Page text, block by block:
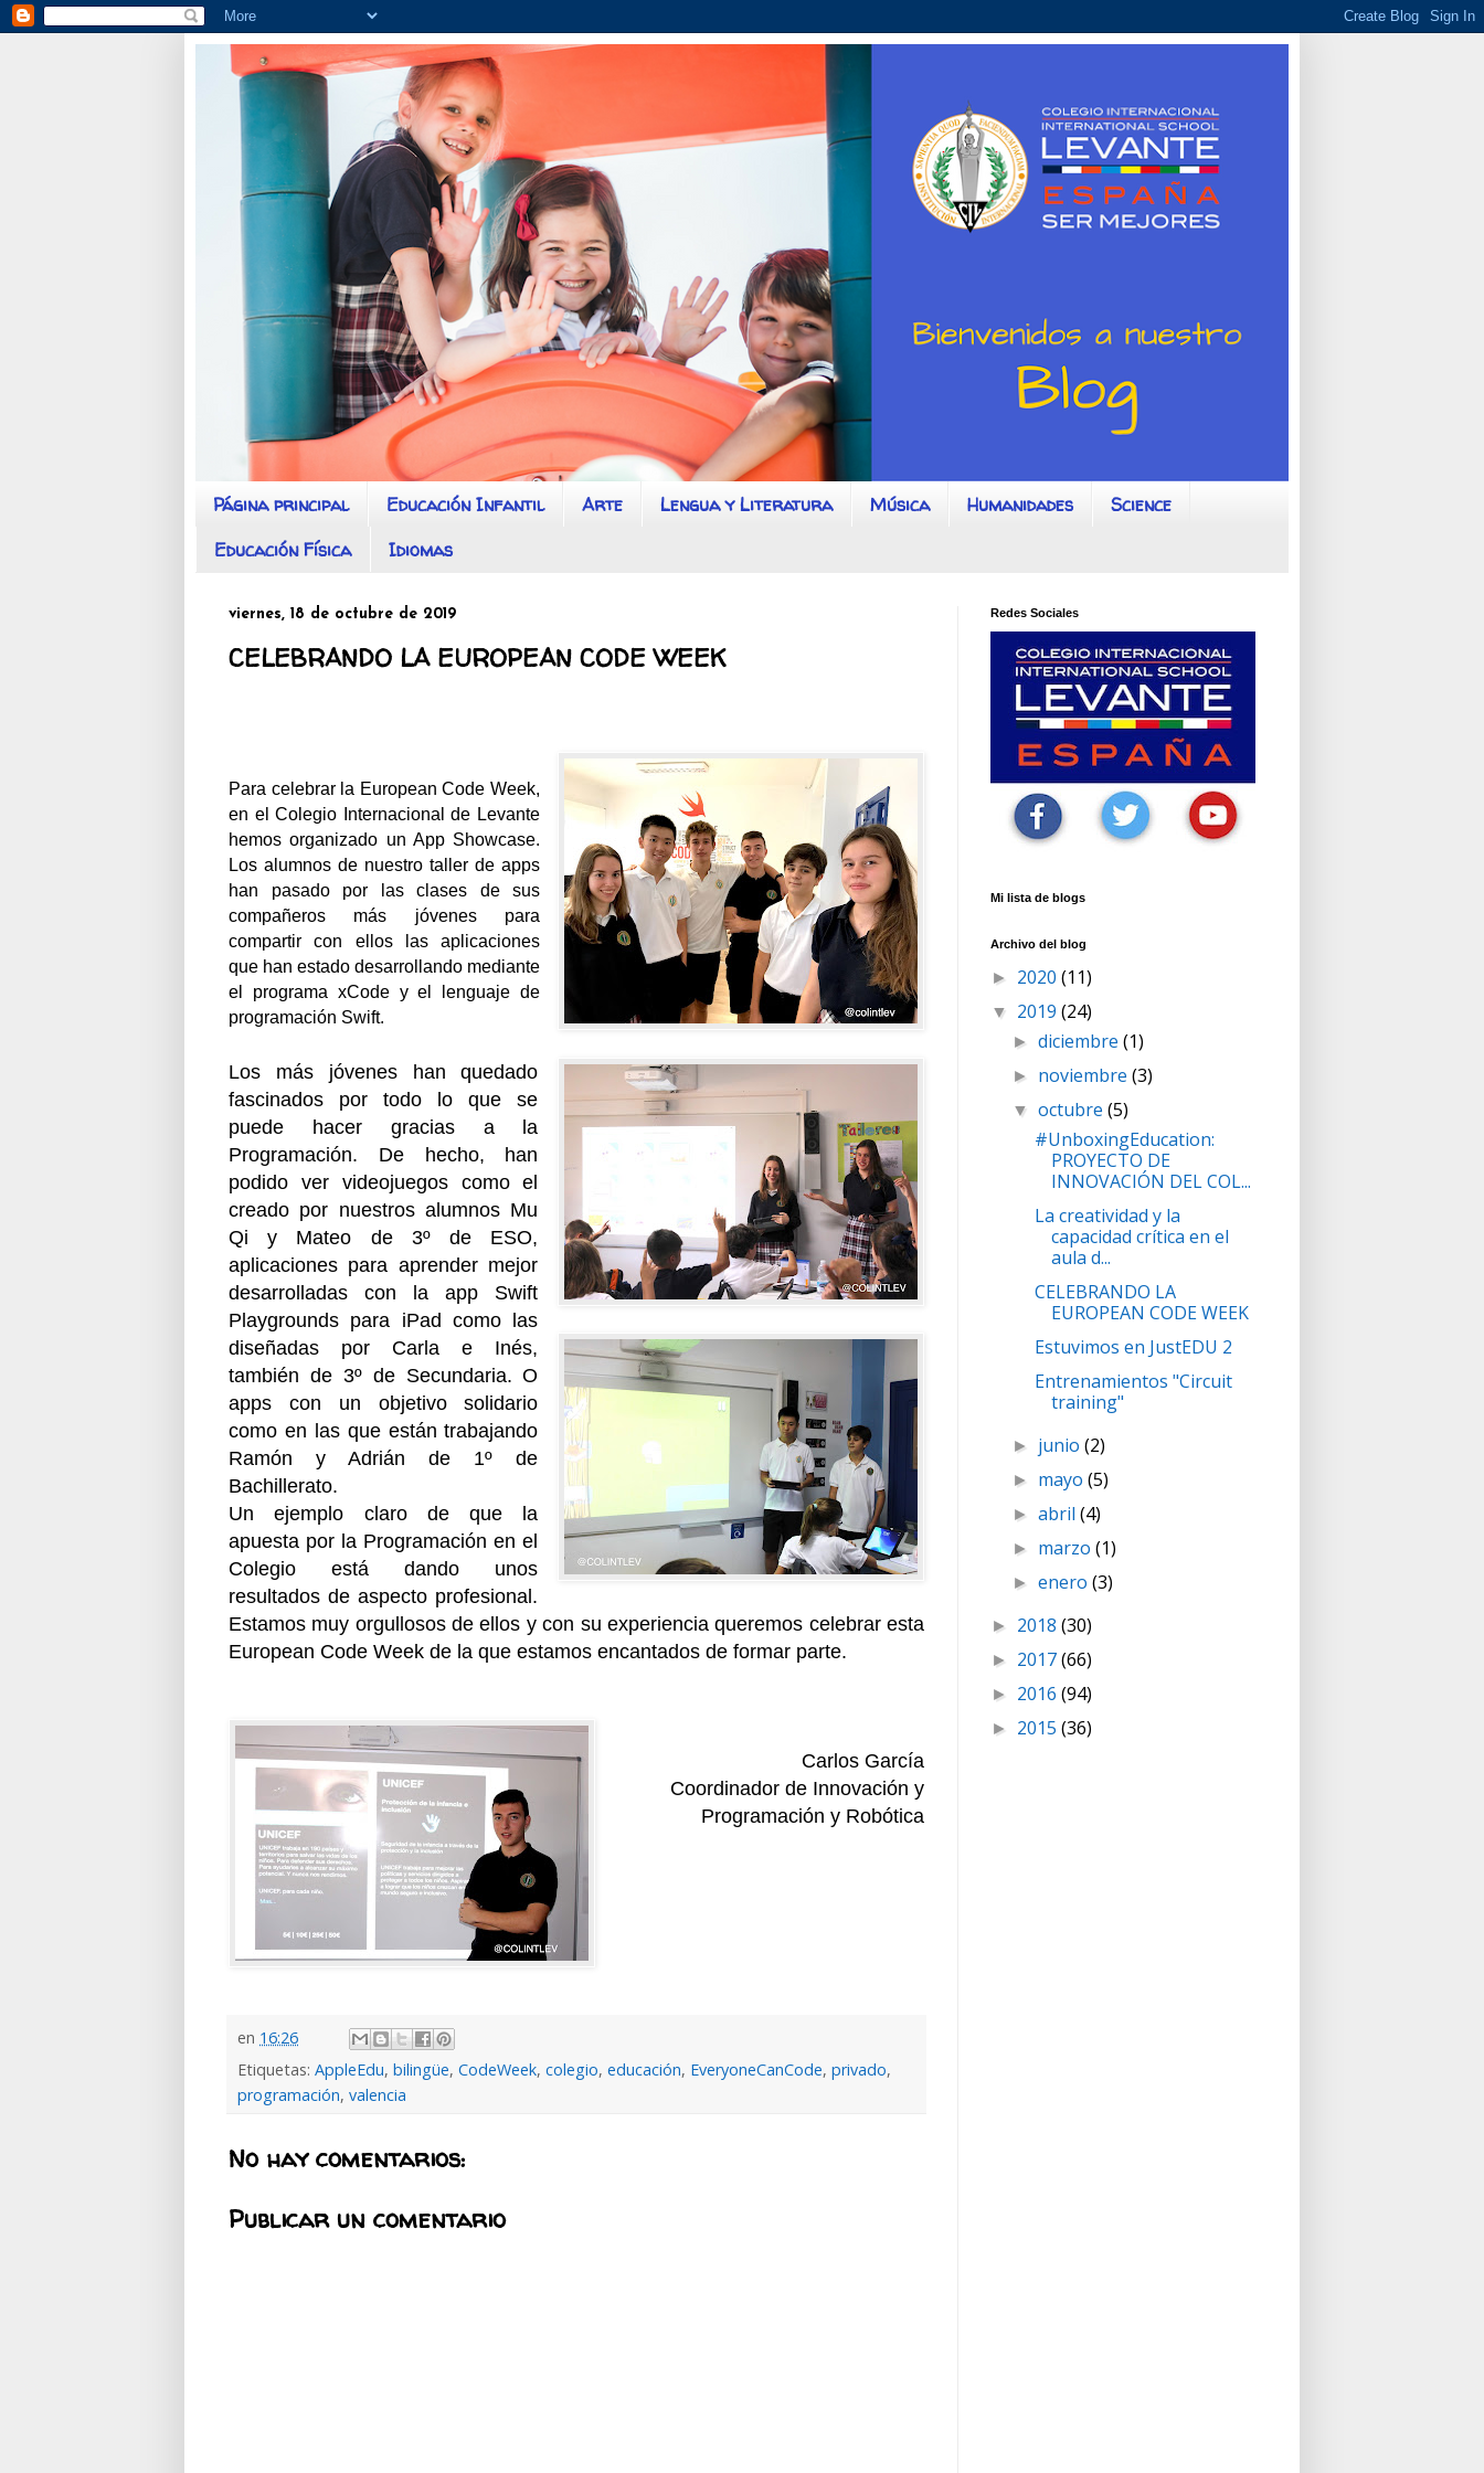
Página principal Educación Infantil Arte Lengua y Literatura Música Humanidades
Science
Educación Física
Idiomas
viernes, 18 de octubre de 2019
CELEBRANDO LA EUROPEAN CODE WEEK
Para celebrar la European Code Week,
en el Colegio Internacional de Levante
hemos organizado un App Showcase.
Los alumnos de nuestro taller de apps
han pasado por las clases de sus
compañeros más jóvenes para
compartir con ellos las aplicaciones
que han estado desarrollando mediante
el programa xCode y el lenguaje de
programación Swift.
Los más jóvenes han quedado
fascinados por todo lo que se
puede hacer gracias a la
Programación. De hecho, han
podido ver videojuegos como el
creado por nuestrosalumnos Mu
Qi y Mateo de 3º de ESO,
aplicaciones para aprender mejor
desarrolladas con la app Swift
Playgrounds para iPad como las
diseñadas por Carla e Inés,
también de 3º de Secundaria. O
apps con un objetivo solidario
como en las que están trabajando
Ramón y Adrián de 1º de
Bachillerato.
Un ejemplo claro de que la
apuesta por la Programación en el
Colegio está dando unos
resultados de aspecto profesional.
Estamos muy orgullosos de ellos y con su experiencia queremos celebrar esta
European Code Week de la que estamos encantados de formar parte.
Carlos García
Coordinador de Innovación y
Programación y Robótica
en 16:26
Etiquetas: AppleEdu, bilingüe, CodeWeek, colegio, educación, EveryoneCanCode, privado,
programación, valencia
No hay comentarios:
Publicar un comentario
Redes Sociales
Mi lista de blogs
Archivo del blog
► 2020 (11)
▼ 2019 (24)
►diciembre(1)
► noviembre(3)
▼octubre(5)
#UnboxingEducation:
PROYECTO DE
INNOVACIÓN DEL COL...
La creatividad y la
capacidad crítica en el
aula d...
CELEBRANDO LA
EUROPEAN CODE WEEK
Estuvimos en JustEDU 2
Entrenamientos "Circuit
training"
► junio(2)
► mayo(5)
►abril(4)
► marzo(1)
►enero(3)
► 2018 (30)
► 2017(66)
► 2016 (94)
► 2015 (36)